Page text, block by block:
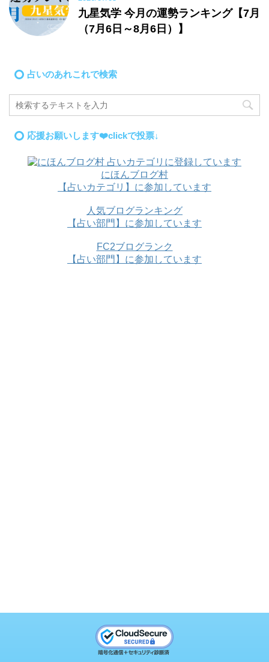
九星気学 今月の運勢ランキング【7月
（7月6日～8月6日）】
占いのあれこれで検索
応援お願いします❤️clickで投票↓
にほんブログ村
【占いカテゴリ】に参加しています
人気ブログランキング
【占い部門】に参加しています
FC2ブログランク
【占い部門】に参加しています